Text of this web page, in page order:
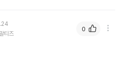
말티즈
0